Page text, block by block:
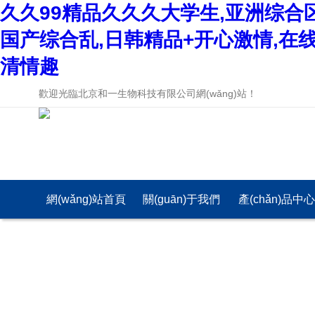
久久99精品久久久大学生,亚洲综
国产综合乱,日韩精品+开心激情,在
清情趣
歡迎光臨北京和一生物科技有限公司網(wǎng)站！
網(wǎng)站首頁 關(guān)于我們 產(chǎn)品中心